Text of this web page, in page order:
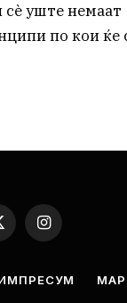
сè уште немаат
по кои ќе
Instagram